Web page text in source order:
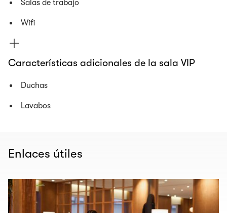
Salas de trabajo
Wifi
Características adicionales de la sala VIP
Duchas
Lavabos
Enlaces útiles